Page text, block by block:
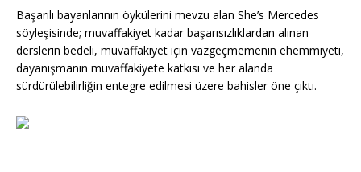
Başarılı bayanlarının öykülerini mevzu alan She’s Mercedes
söyleşisinde; muvaffakiyet kadar başarısızlıklardan alınan
derslerin bedeli, muvaffakiyet için vazgeçmemenin ehemmiyeti,
dayanışmanın muvaffakiyete katkısı ve her alanda
sürdürülebilirliğin entegre edilmesi üzere bahisler öne çıktı.